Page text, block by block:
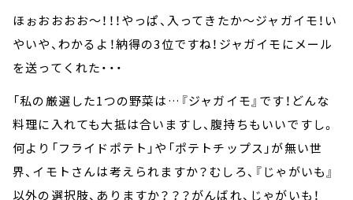
ほぉおおおお～！！！やっぱ、入ってきたか～ジャガイモ！い
やいや、わかるよ！納得の3位ですね！ジャガイモにメール
を送ってくれた・・・
「私の厳選した1つの野菜は…『ジャガイモ』です！どんな
料理に入れても大抵は合いますし、腹持ちもいいですし。
何より「フライドポテト」や「ポテトチップス」が無い世
界、イモトさんは考えられますか？むしろ、『じゃがいも』
以外の選択肢、ありますか？？？がんばれ、じゃがいも！